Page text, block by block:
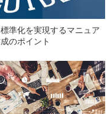
準化を実現するマニュア
のポイント